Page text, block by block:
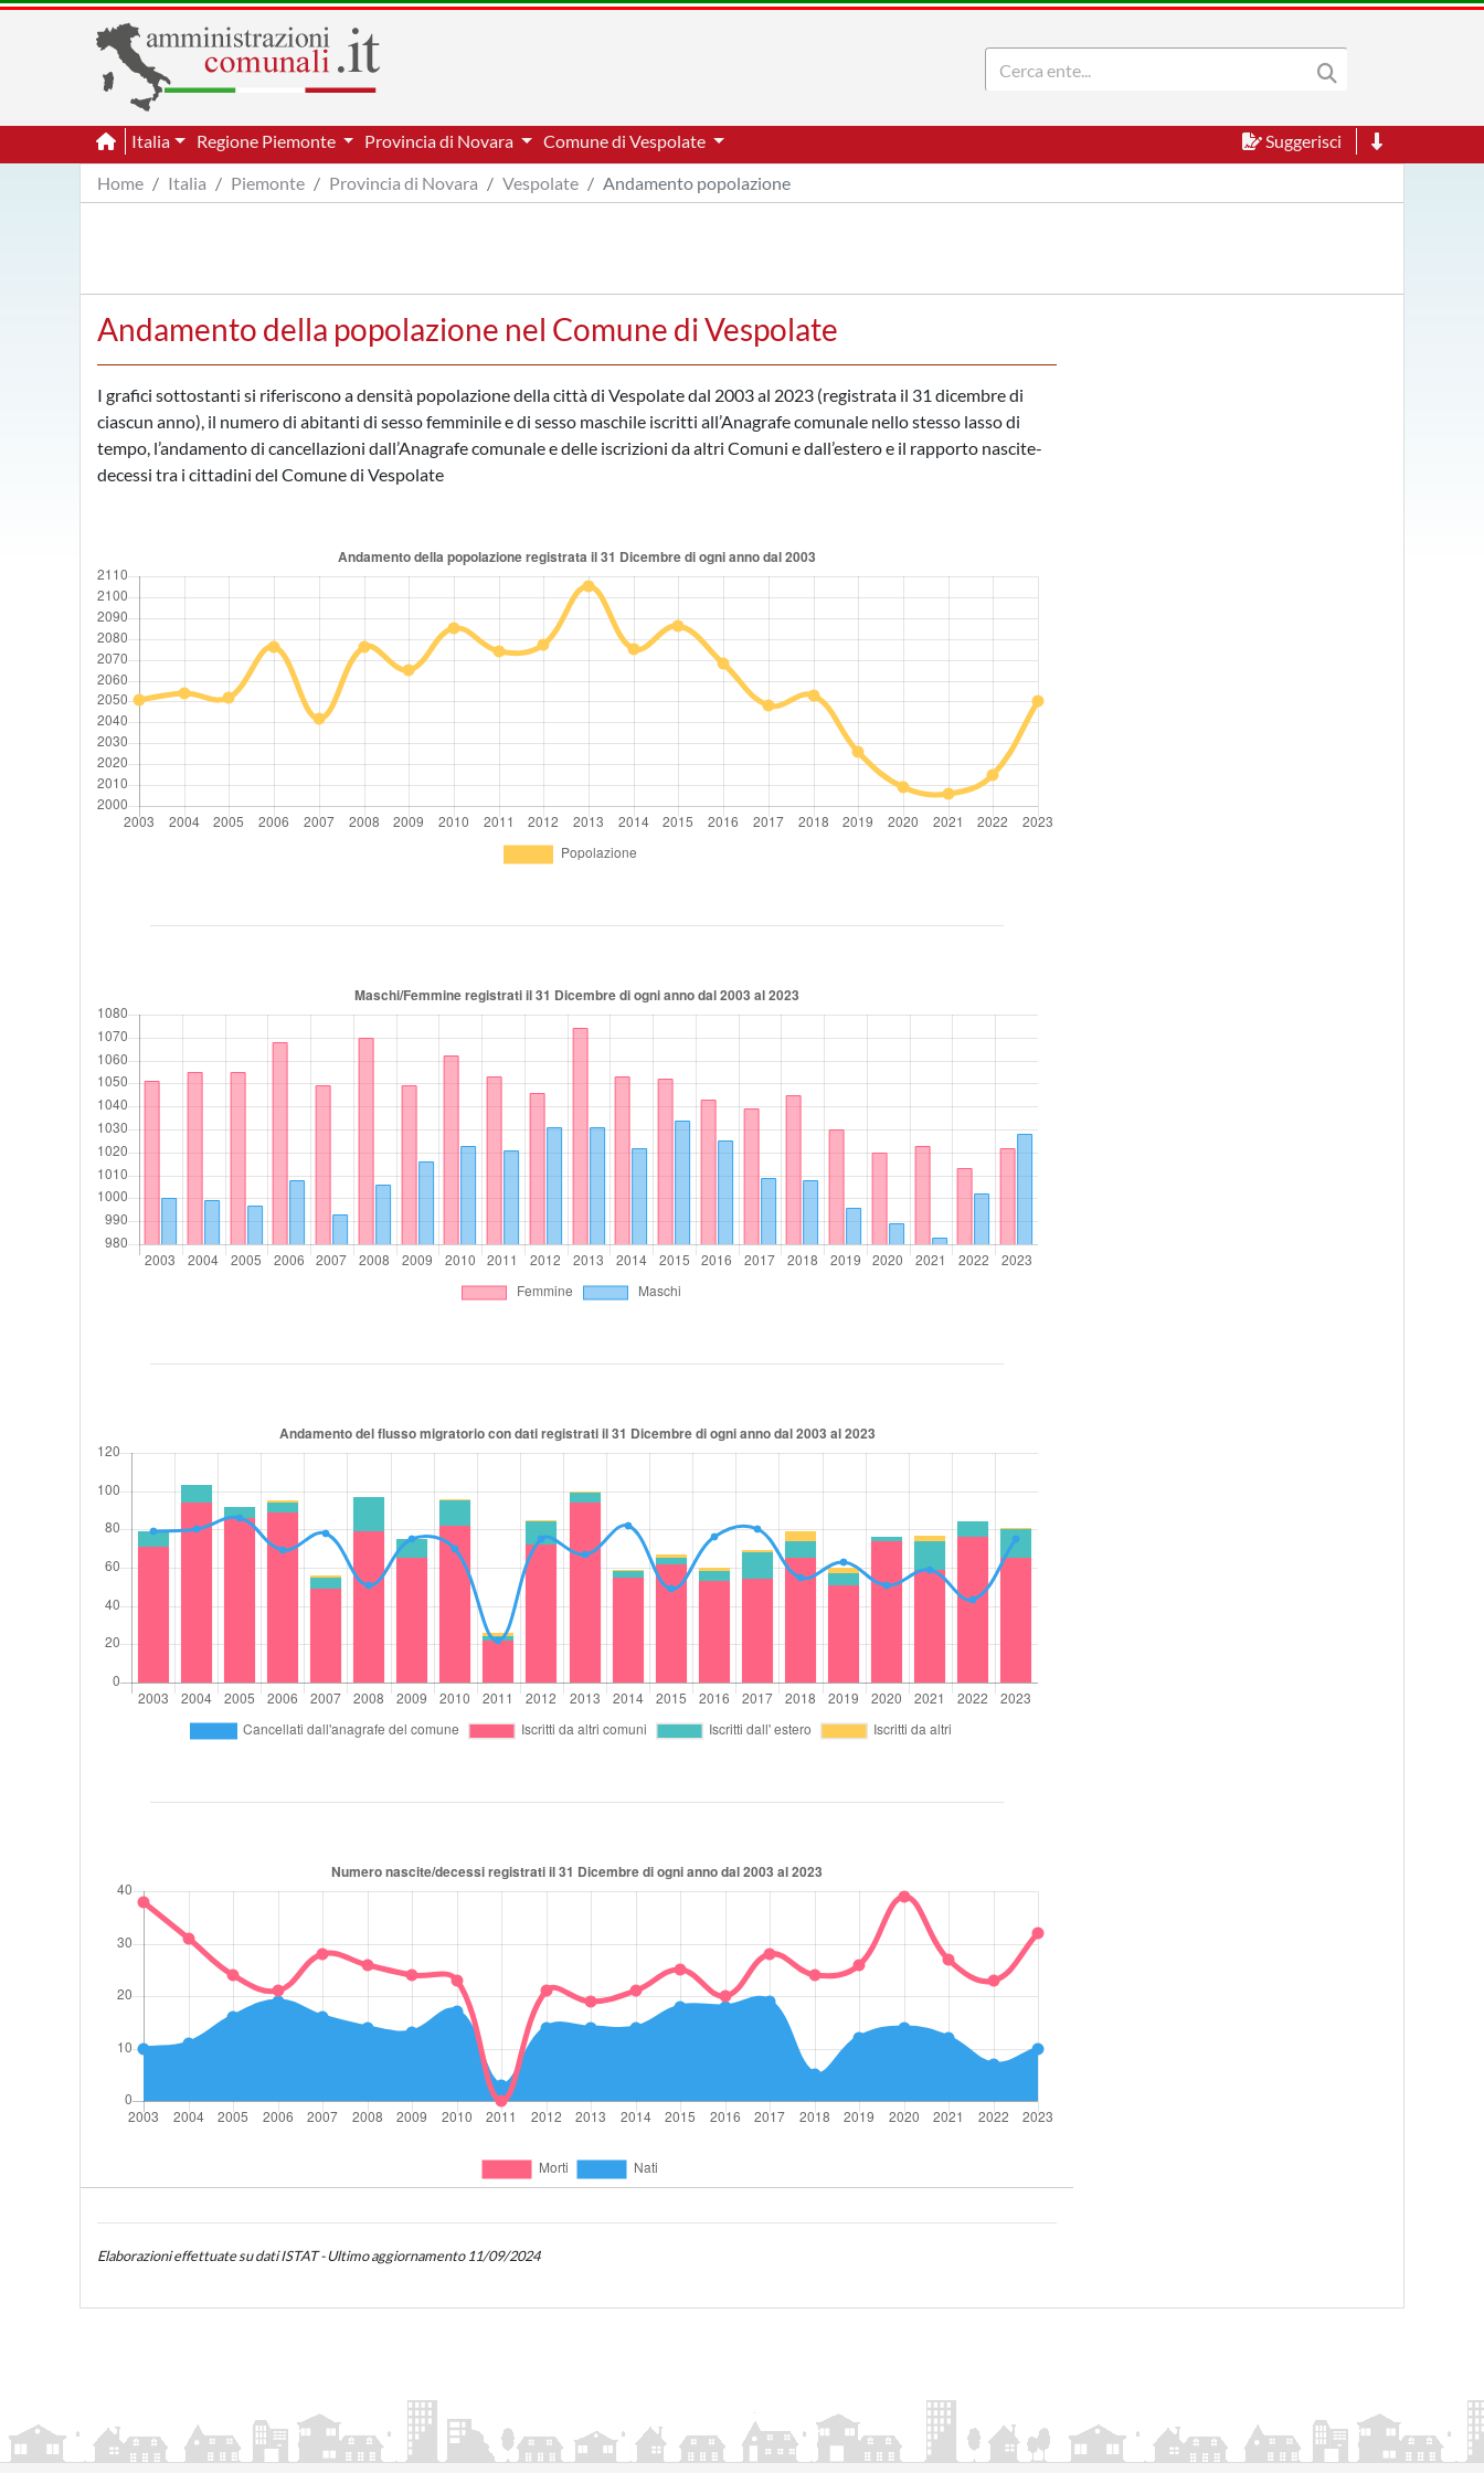
Italia Regione Piemonte Provincia di Novara Comune di Vespolate
Suggerisci
Home
Italia Piemonte Provincia di Novara Vespolate Andamento popolazione
Andamento della popolazione nel Comune di Vespolate
I grafici sottostanti si riferiscono a densità popolazione della città di Vespolate dal 2003 al 2023 (registrata il 31 dicembre di
ciascun anno), il numero di abitanti di sesso femminile e di sesso maschile iscritti all’Anagrafe comunale nello stesso lasso di
tempo, l’andamento di cancellazioni dall’Anagrafe comunale e delle iscrizioni da altri Comuni e dall’estero e il rapporto nascite-
decessi tra i cittadini del Comune di Vespolate
Elaborazioni effettuate su dati ISTAT - Ultimo aggiornamento 11/09/2024